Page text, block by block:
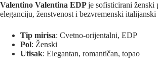
Valentino Valentina EDPje sofisticirani ženski
eleganciju, ženstvenost i bezvremenski italijanski
Tip mirisa: Cvetno-orijentalni, EDP
Pol: Ženski
Utisak: Elegantan, romantičan, topao